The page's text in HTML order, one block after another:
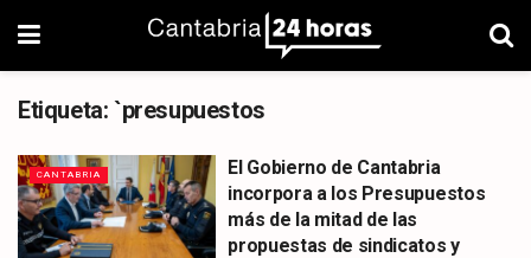
Etiqueta: `presupuestos
CANTABRIA
El Gobierno de Cantabria
incorpora a los Presupuestos
más de la mitad de las
propuestas de sindicatos y